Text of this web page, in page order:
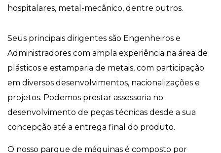
hospitalares, metal-mecânico, dentre outros.
Seus principais dirigentes são Engenheiros e
Administradores com ampla experiência na área de
plásticos e estamparia de metais, com participação
em diversos desenvolvimentos, nacionalizações e
projetos. Podemos prestar assessoria no
desenvolvimento de peças técnicas desde a sua
concepção até a entrega final do produto.
O nosso parque de máquinas é composto por